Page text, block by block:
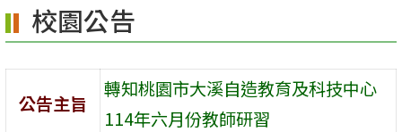
容
區
校園公告
公告主旨
轉知桃園市大溪自造教育及科技中心
114年六月份教師研習